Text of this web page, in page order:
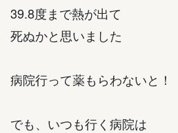
39.8度まで熱が出て
死ぬかと思いました
病院行って薬もらわないと！
でも、いつも行く病院は